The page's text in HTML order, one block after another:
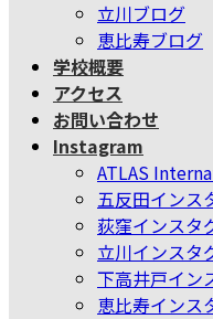
立川ブログ
恵比寿ブログ
学校概要
アクセス
お問い合わせ
Instagram
ATLAS
五反田インス
荻窪インスタ
立川インスタ
下高井戸イン
恵比寿インス